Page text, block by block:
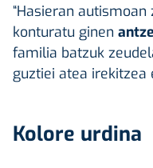
“Hasieran
konturatu ginen
familia batzuk
guztiei atea irekitzea
Kolore urdina